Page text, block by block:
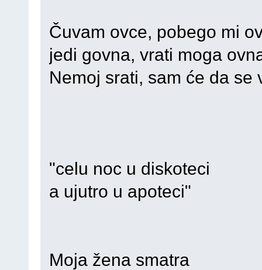
Čuvam ovce, pobego mi
jedi govna, vrati moga
Nemoj srati, sam će da se
"celu noc u diskoteci
a ujutro u apoteci"
Moja žena smatra